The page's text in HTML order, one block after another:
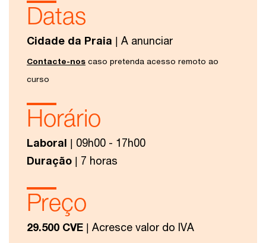
Datas
Cidade da Praia | A anunciar
Contacte-nos caso pretenda acesso remoto ao
curso
Horário
Laboral | 09h00 - 17h00
Duração | 7 horas
Preço
29.500 CVE | Acresce valor do IVA